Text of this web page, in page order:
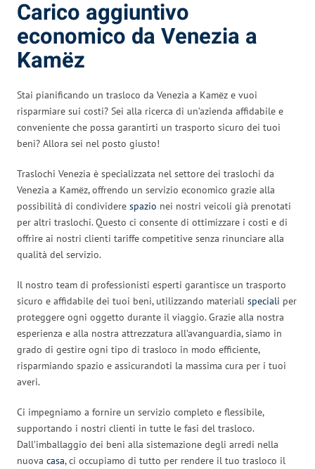
Carico aggiuntivo
economico da Venezia a
Kamëz
Stai pianificando un trasloco da Venezia a Kamëz e vuoi
risparmiare sui costi? Sei alla ricerca di un’azienda affidabile e
conveniente che possa garantirti un trasporto sicuro dei tuoi
beni? Allora sei nel posto giusto!
Traslochi Venezia è specializzata nel settore dei traslochi da
Venezia a Kamëz, offrendo un servizio economico grazie alla
possibilità di condividere spazio nei nostri veicoli già prenotati
per altri traslochi. Questo ci consente di ottimizzare i costi e di
offrire ai nostri clienti tariffe competitive senza rinunciare alla
qualità del servizio.
Il nostro team di professionisti esperti garantisce un trasporto
sicuro e affidabile dei tuoi beni, utilizzando materiali speciali per
proteggere ogni oggetto durante il viaggio. Grazie alla nostra
esperienza e alla nostra attrezzatura all’avanguardia, siamo in
grado di gestire ogni tipo di trasloco in modo efficiente,
risparmiando spazio e assicurandoti la massima cura per i tuoi
averi.
Ci impegniamo a fornire un servizio completo e flessibile,
supportando i nostri clienti in tutte le fasi del trasloco.
Dall’imballaggio dei beni alla sistemazione degli arredi nella
nuova casa, ci occupiamo di tutto per rendere il tuo trasloco il